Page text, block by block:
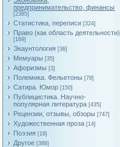
предпринимательство, финансы
[2385]
Статистика, переписи [324]
Право (как область деятельности)
[169]
Экаунтология [36]
Мемуары [35]
Афоризмы [3]
Полемика. Фельетоны [78]
Сатира. Юмор [150]
Публицистика. Научно-
популярная литература [435]
Рецензии, отзывы, обзоры [747]
Художественная проза [14]
Поэзия [18]
Другое [388]